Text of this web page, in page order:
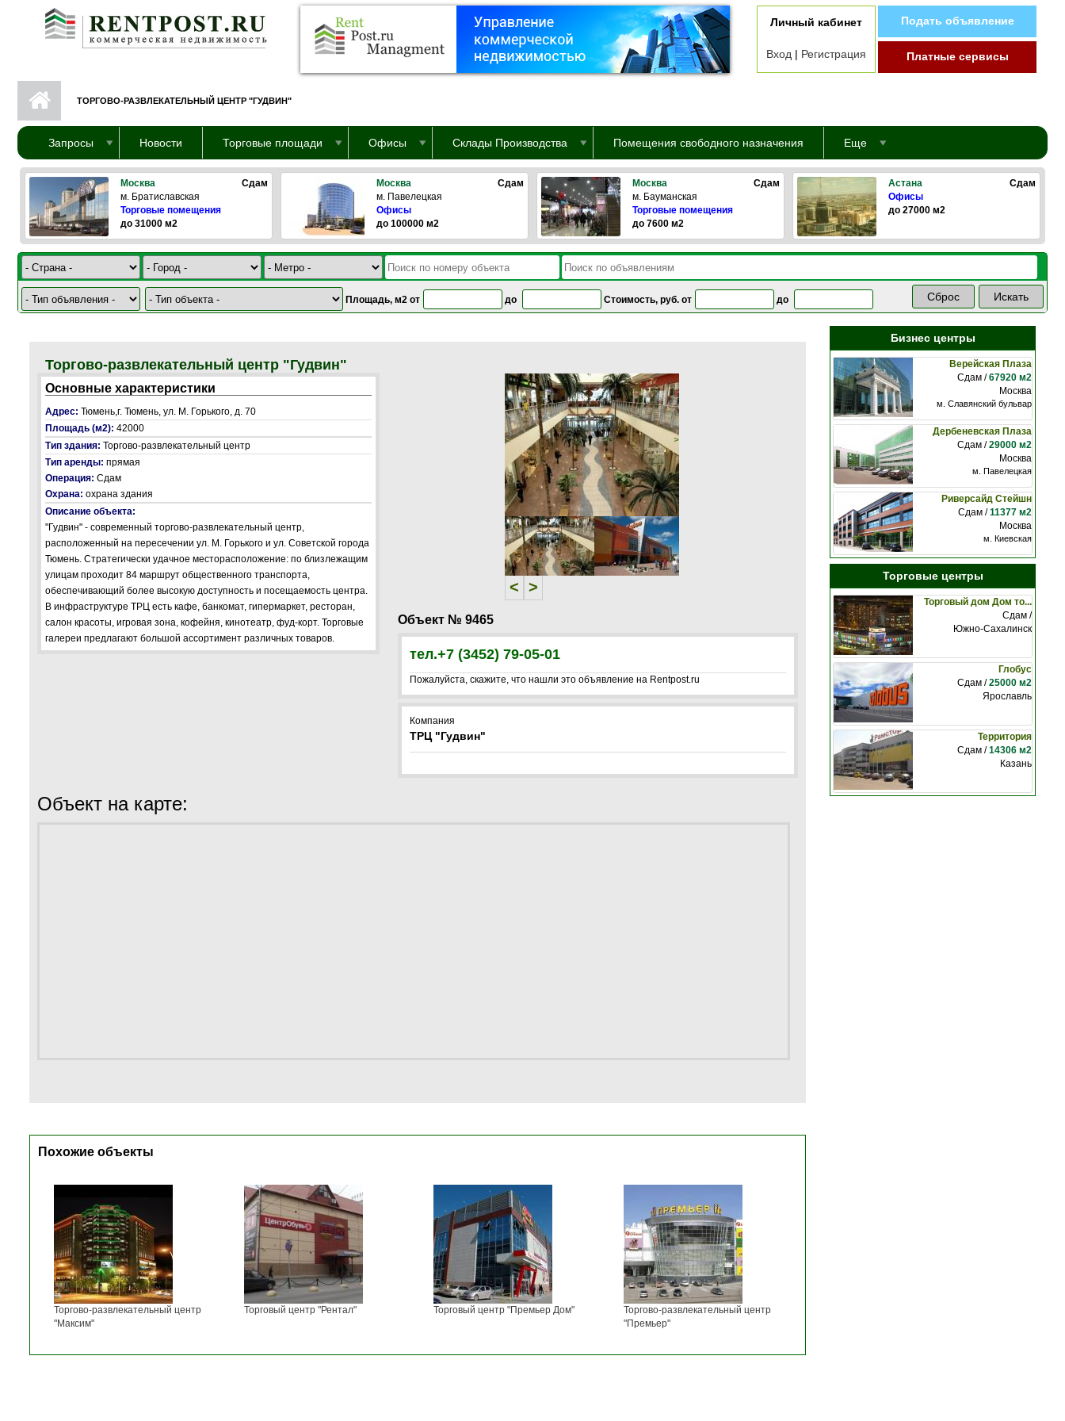
Перейти к основному содержанию
Личный кабинет
Вход | Регистрация
Подать объявление
Платные сервисы
ТОРГОВО-РАЗВЛЕКАТЕЛЬНЫЙ ЦЕНТР "ГУДВИН"
Запросы Новости Торговые площади Офисы Склады Производства Помещения свободного назначения Еще
Москва
Сдам
м. Братиславская
Торговые помещения
до 31000 м2
Москва
Сдам
м. Павелецкая
Офисы
до 100000 м2
Москва
Сдам
м. Бауманская
Торговые помещения
до 7600 м2
Астана
Сдам
Офисы
до 27000 м2
Площадь, м2 от до Стоимость, руб. от до
< >
< >
Объект № 9465
тел.+7 (3452) 79-05-01
Пожалуйста, скажите, что нашли это объявление на Rentpost.ru
Компания
ТРЦ "Гудвин"
Торгово-развлекательный центр "Гудвин"
Основные характеристики
Адрес: Тюмень,г. Тюмень, ул. М. Горького, д. 70
Площадь (м2): 42000
Тип здания: Торгово-развлекательный центр
Тип аренды: прямая
Операция: Сдам
Охрана: охрана здания
Описание объекта:
"Гудвин" - современный торгово-развлекательный центр,
расположенный на пересечении ул. М. Горького и ул. Советской города
Тюмень. Стратегически удачное месторасположение: по близлежащим
улицам проходит 84 маршрут общественного транспорта,
обеспечивающий более высокую доступность и посещаемость центра.
В инфраструктуре ТРЦ есть кафе, банкомат, гипермаркет, ресторан,
салон красоты, игровая зона, кофейня, кинотеатр, фуд-корт. Торговые
галереи предлагают большой ассортимент различных товаров.
Объект на карте:
Похожие объекты
Торгово-развлекательный центр
"Максим"
Торговый центр "Рентал" Торговый центр "Премьер Дом"
Торгово-развлекательный центр
"Премьер"
Бизнес центры
Верейская Плаза
Сдам /67920 м2
Москва
м. Славянский бульвар
Дербеневская Плаза
Сдам /29000 м2
Москва
м. Павелецкая
Риверсайд Стейшн
Сдам /11377 м2
Москва
м. Киевская
Торговые центры
Торговый дом Дом то...
Сдам /
Южно-Сахалинск
Глобус
Сдам /25000 м2
Ярославль
Территория
Сдам /14306 м2
Казань